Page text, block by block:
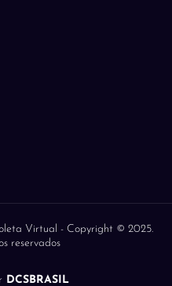
Virtual - Copyright © 2025.
reservados
DCSBRASIL